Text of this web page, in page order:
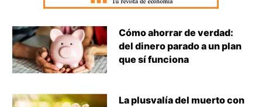
Cómo ahorrar de verdad:
del dinero parado a un plan
que sí funciona
La plusvalía del muerto con